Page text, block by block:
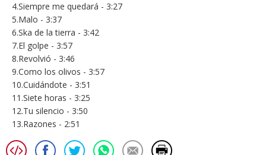
4.Siempre me quedará - 3:27
5.Malo - 3:37
6.Ska de la tierra - 3:42
7.El golpe - 3:57
8.Revolvió - 3:46
9.Como los olivos - 3:57
10.Cuidándote - 3:51
11.Siete horas - 3:25
12.Tu silencio - 3:50
13.Razones - 2:51